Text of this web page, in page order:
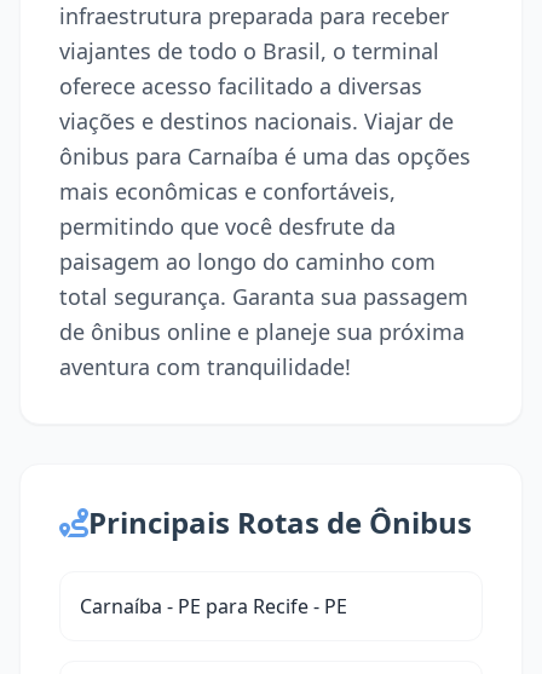
infraestrutura preparada para receber
viajantes de todo o Brasil, o terminal
oferece acesso facilitado a diversas
viações e destinos nacionais. Viajar de
ônibus para Carnaíba é uma das opções
mais econômicas e confortáveis,
permitindo que você desfrute da
paisagem ao longo do caminho com
total segurança. Garanta sua passagem
de ônibus online e planeje sua próxima
aventura com tranquilidade!
Principais Rotas de Ônibus
Carnaíba - PE para Recife - PE